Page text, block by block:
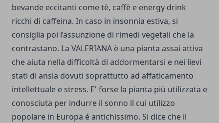
bevande eccitanti come tè, caffè e energy drink
ricchi di caffeina. In caso in insonnia estiva, si
consiglia poi l’assunzione di rimedi vegetali che la
contrastano. La VALERIANA è una pianta assai attiva
che aiuta nella difficoltà di addormentarsi e nei lievi
stati di ansia dovuti soprattutto ad affaticamento
intellettuale e stress. E' forse la pianta più utilizzata e
conosciuta per indurre il sonno il cui utilizzo
popolare in Europa é antichissimo. Si dice che il